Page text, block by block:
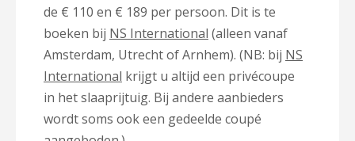
de € 110 en € 189 per persoon. Dit is te
boeken bij NS International (alleen vanaf
Amsterdam, Utrecht of Arnhem). (NB: bij NS
International krijgt u altijd een privécoupe
in het slaaprijtuig. Bij andere aanbieders
wordt soms ook een gedeelde coupé